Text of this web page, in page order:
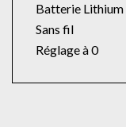
Batterie Lithium
Sans fil
Réglage à 0